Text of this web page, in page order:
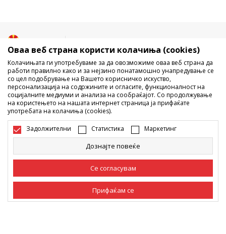
Не е дозволено превземање или користење на содржината од
интернет страните на Sport Vision, делумно или целосно a се
однесува на логоа, трговски марки, комерцијални содржини, ниту
истите да се отстапуваат на трети лица, јавно да се објавуваат или да
се користат за било какви цели, без писмена согласност од БДС.МК
ДООЕЛ.
Настојуваме да бидеме што попрецизни во описот на производот,
фотографијата и самата цена, но не можеме да гарантираме дака
сите информации се комплетни и без грешка. Сите прикажани
производи на сајтот се дел од нашата понуда, но не се подразбира
дека мораат да се достапни во секој момент. Достапноста на
Оваа веб страна користи колачиња (cookies)
Колачињата ги употребуваме за да овозможиме оваа веб страна да
работи правилно како и за нејзино понатамошно унапредување се
со цел подобрување на Вашето корисничко искуство,
персонализација на содржините и огласите, функционалност на
социјалните медиуми и анализа на сообраќајот. Со продолжување
на користењето на нашата интернет страница ја прифаќате
употребата на колачиња (cookies).
Задолжителни Статистика Маркетинг
Дознајте повеќе
Се согласувам
Прифаќам се